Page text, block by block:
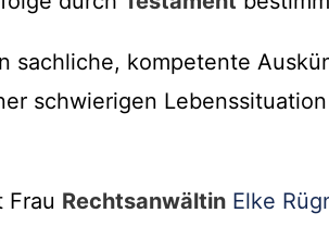
sachliche, kompetente
schwierigen
Frau Rechtsanwältin Elke